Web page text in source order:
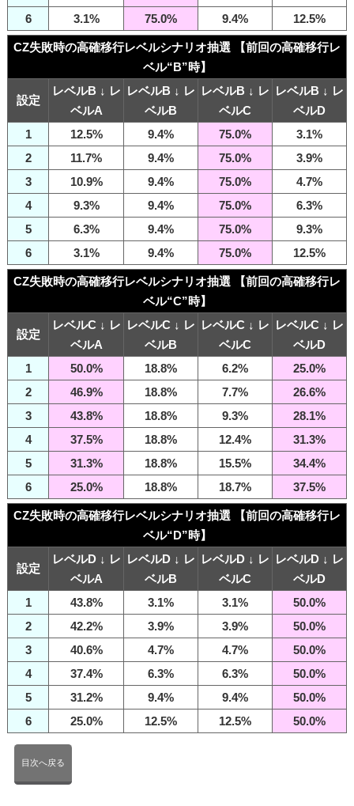
6
3.1% 75.0% 9.4% 12.5%
CZ失敗時の高確移行レベルシナリオ抽選 【前回の高確移行レ
ベル“B”時】
設定
レベルB ↓ レ
ベルA
レベルB ↓ レ
ベルB
レベルB ↓ レ
ベルC
レベルB ↓ レ
ベルD
1
12.5% 9.4% 75.0%
3.1%
2
11.7% 9.4% 75.0%
3.9%
3
10.9% 9.4% 75.0%
4.7%
4
9.3% 9.4% 75.0%
6.3%
5
6.3% 9.4% 75.0%
9.3%
6
3.1% 9.4% 75.0% 12.5%
CZ失敗時の高確移行レベルシナリオ抽選 【前回の高確移行レ
ベル“C”時】
設定
レベルC ↓ レ
ベルA
レベルC ↓ レ
ベルB
レベルC ↓ レ
ベルC
レベルC ↓ レ
ベルD
1
50.0% 18.8% 6.2%
25.0%
2
46.9% 18.8% 7.7%
26.6%
3
43.8% 18.8% 9.3%
28.1%
4
37.5% 18.8% 12.4%
31.3%
5
31.3% 18.8% 15.5%
34.4%
6
25.0% 18.8% 18.7% 37.5%
CZ失敗時の高確移行レベルシナリオ抽選 【前回の高確移行レ
ベル“D”時】
設定
レベルD ↓ レ
ベルA
レベルD ↓ レ
ベルB
レベルD ↓ レ
ベルC
レベルD ↓ レ
ベルD
1
43.8% 3.1% 3.1%
50.0%
2
42.2% 3.9% 3.9%
50.0%
3
40.6% 4.7% 4.7%
50.0%
4
37.4% 6.3% 6.3%
50.0%
5
31.2% 9.4% 9.4%
50.0%
6
25.0% 12.5% 12.5% 50.0%
目次へ戻る